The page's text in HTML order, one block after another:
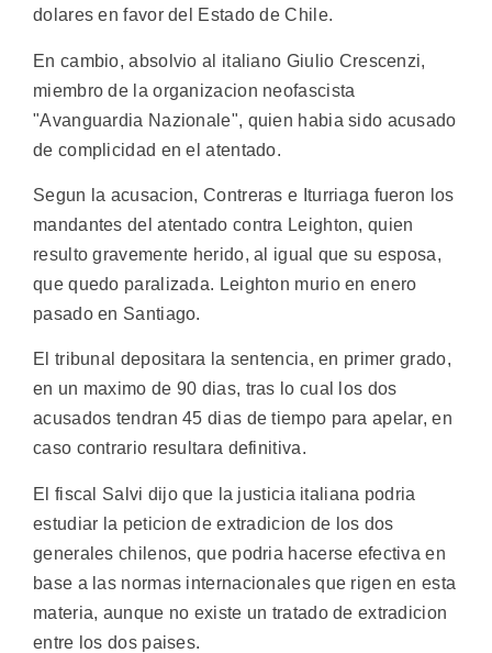
dolares en favor del Estado de Chile.
En cambio, absolvio al italiano Giulio Crescenzi,
miembro de la organizacion neofascista
"Avanguardia Nazionale", quien habia sido acusado
de complicidad en el atentado.
Segun la acusacion, Contreras e Iturriaga fueron los
mandantes del atentado contra Leighton, quien
resulto gravemente herido, al igual que su esposa,
que quedo paralizada. Leighton murio en enero
pasado en Santiago.
El tribunal depositara la sentencia, en primer grado,
en un maximo de 90 dias, tras lo cual los dos
acusados tendran 45 dias de tiempo para apelar, en
caso contrario resultara definitiva.
El fiscal Salvi dijo que la justicia italiana podria
estudiar la peticion de extradicion de los dos
generales chilenos, que podria hacerse efectiva en
base a las normas internacionales que rigen en esta
materia, aunque no existe un tratado de extradicion
entre los dos paises.